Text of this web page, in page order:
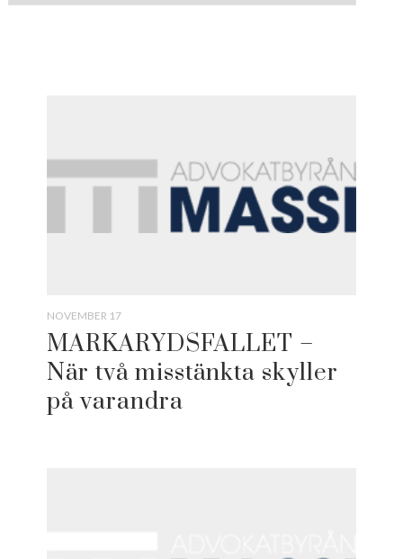
NOVEMBER 17
MARKARYDSFALLET –
När två misstänkta skyller
på varandra